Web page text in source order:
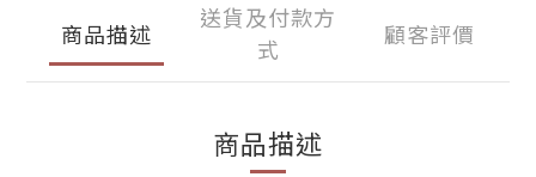
商品描述
送貨及付款方
式
顧客評價
商品描述